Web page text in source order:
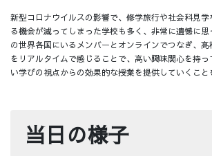
新型コロナウイルスの影響で、修学旅行や社会科見
る機会が減ってしまった学校も多く、非常に遺憾に
の世界各国にいるメンバーとオンラインでつなぎ、
をリアルタイムで感じることで、高い興味関心を持
い学びの視点からの効果的な授業を提供していくこと
当日の様子